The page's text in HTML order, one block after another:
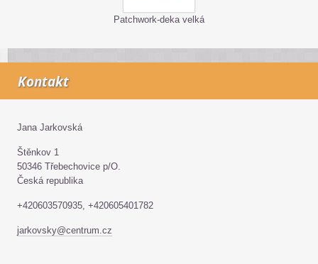
Patchwork-deka velká
Kontakt
Jana Jarkovská
Štěnkov 1
50346 Třebechovice p/O.
Česká republika
+420603570935, +420605401782
jarkovsky@centrum.cz